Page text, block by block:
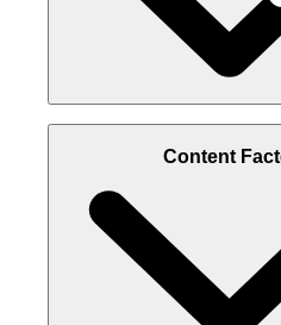
Nous croyons à
par la créativité. Nous
créatifs, augmentés en
pour maximiser l’impact
campagnes d’influence
Content